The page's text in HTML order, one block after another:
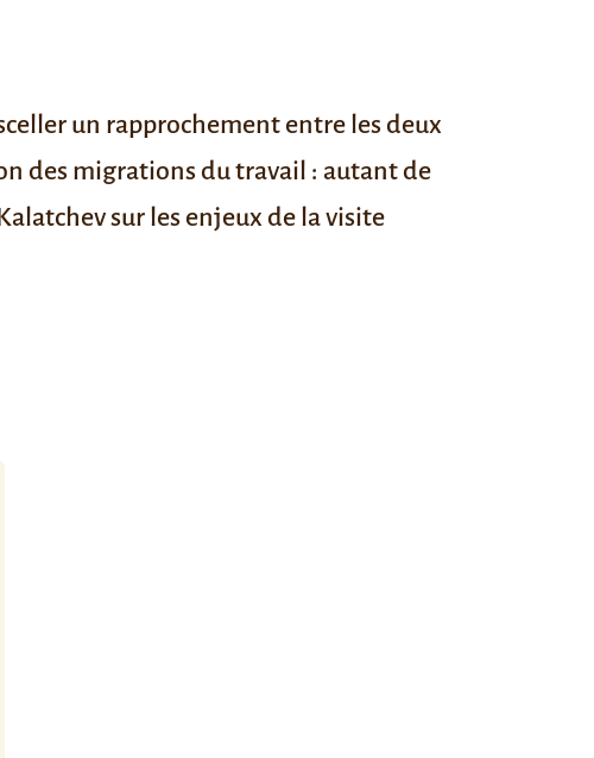
un rapprochement entre les deux
des migrations du travail : autant de
sur les enjeux de la visite